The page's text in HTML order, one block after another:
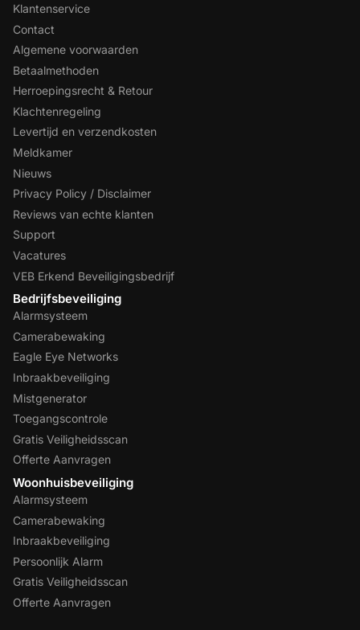
Klantenservice
Contact
Algemene voorwaarden
Betaalmethoden
Herroepingsrecht & Retour
Klachtenregeling
Levertijd en verzendkosten
Meldkamer
Nieuws
Privacy Policy / Disclaimer
Reviews van echte klanten
Support
Vacatures
VEB Erkend Beveiligingsbedrijf
Bedrijfsbeveiliging
Alarmsysteem
Camerabewaking
Eagle Eye Networks
Inbraakbeveiliging
Mistgenerator
Toegangscontrole
Gratis Veiligheidsscan
Offerte Aanvragen
Woonhuisbeveiliging
Alarmsysteem
Camerabewaking
Inbraakbeveiliging
Persoonlijk Alarm
Gratis Veiligheidsscan
Offerte Aanvragen